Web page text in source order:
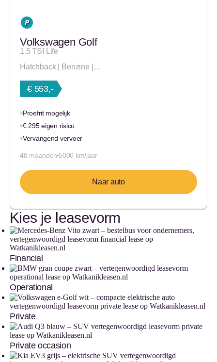
Volkswagen Golf
1.5 TSI Life
Hatchback | Benzine |…
€ 553,-
Proefrit mogelijk
€ 295 eigen risico
Vervangend vervoer
48 maanden 5000 km/jaar
Naar auto
Kies je leasevorm
Financial
Operational
Private
Private occasion